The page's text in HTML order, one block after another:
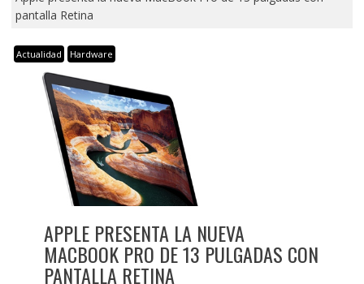
pantalla Retina
Actualidad Hardware
APPLE PRESENTA LA NUEVA
MACBOOK PRO DE 13 PULGADAS CON
PANTALLA RETINA